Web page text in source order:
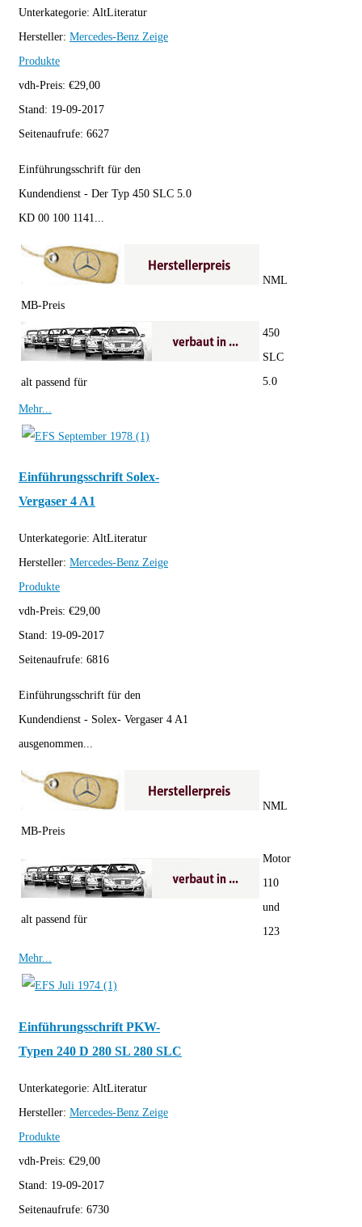
Unterkategorie: AltLiteratur
Hersteller: Mercedes-Benz Zeige
Produkte
vdh-Preis: €29,00
Stand: 19-09-2017
Seitenaufrufe: 6627
Einführungsschrift für den
Kundendienst - Der Typ 450 SLC 5.0
KD 00 100 1141...
MB-Preis
NML
alt passend für
450
SLC
5.0
Mehr...
Einführungsschrift Solex-
Vergaser 4 A1
Unterkategorie: AltLiteratur
Hersteller: Mercedes-Benz Zeige
Produkte
vdh-Preis: €29,00
Stand: 19-09-2017
Seitenaufrufe: 6816
Einführungsschrift für den
Kundendienst - Solex- Vergaser 4 A1
ausgenommen...
MB-Preis
NML
alt passend für
Motor
110
und
123
Mehr...
Einführungsschrift PKW-
Typen 240 D 280 SL 280 SLC
Unterkategorie: AltLiteratur
Hersteller: Mercedes-Benz Zeige
Produkte
vdh-Preis: €29,00
Stand: 19-09-2017
Seitenaufrufe: 6730